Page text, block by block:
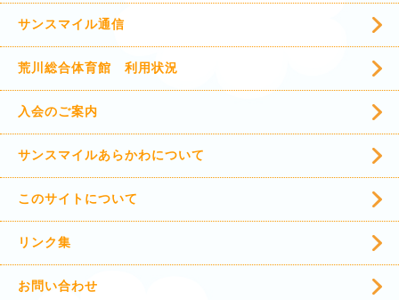
サンスマイル通信
荒川総合体育館 利用状況
入会のご案内
サンスマイルあらかわについて
このサイトについて
リンク集
お問い合わせ